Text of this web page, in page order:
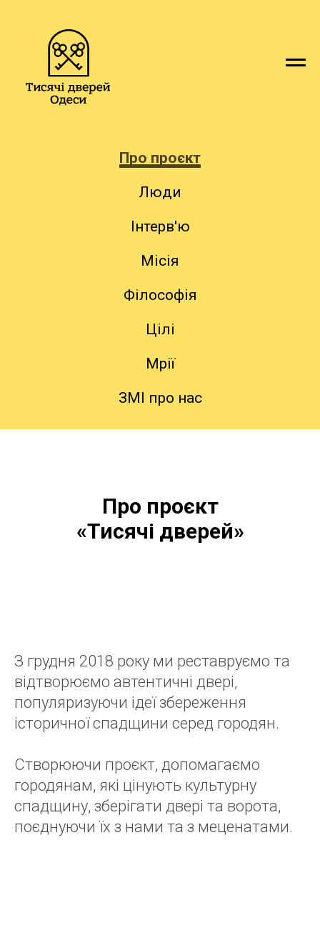
Про проєкт
Люди
Інтерв'ю
Місія
Філософія
Цілі
Мрії
ЗМІ про нас
Про проєкт
«Тисячі дверей»
З грудня 2018 року ми реставруємо та
відтворюємо автентичні двері,
популяризуючи ідеї збереження
історичної спадщини серед городян.
Створюючи проєкт, допомагаємо
городянам, які цінують культурну
спадщину, зберігати двері та ворота,
поєднуючи їх з нами та з меценатами.